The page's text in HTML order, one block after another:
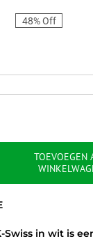
48% Off
TOEVOEGEN
Swiss in wit is